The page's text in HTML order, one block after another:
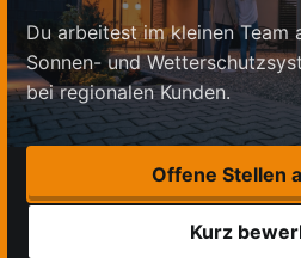
Du arbeitest im kleinen Team
Sonnen- und
bei regionalen Kunden.
Offene Stellen
Kurz